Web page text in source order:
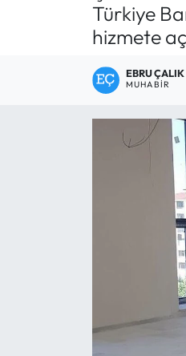
Türkiye
hizmete
EBRU ÇALIK
MUHABIR
Çorum Haberleri
Çorum Son Dakika
Tüm Manşetler
Son Dakika Haberleri